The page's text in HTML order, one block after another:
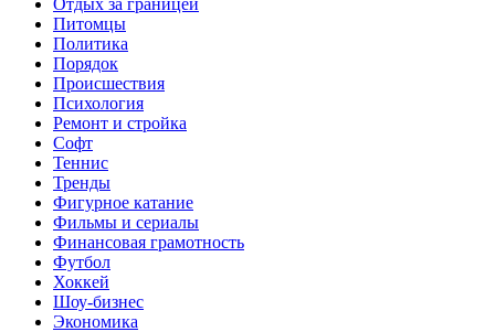
Питомцы
Политика
Порядок
Происшествия
Психология
Ремонт и стройка
Софт
Теннис
Тренды
Фигурное катание
Фильмы и сериалы
Финансовая грамотность
Футбол
Хоккей
Шоу-бизнес
Экономика